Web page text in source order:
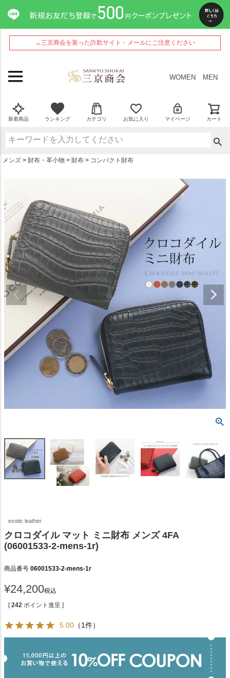
→三京商会を装った詐欺サイト・メールにご注意ください
WOMEN MEN
新着商品 ランキング カテゴリ お気に入り マイページ カート
メンズ 財布・革小物 財布 コンパクト財布
exotic leather
クロコダイル マット ミニ財布 メンズ 4FA
(06001533-2-mens-1r)
商品番号 06001533-2-mens-1r
¥24,200税込
[ 242 ポイント進呈 ]
5.00 （1件）
ペー
ジト
ップ
へ